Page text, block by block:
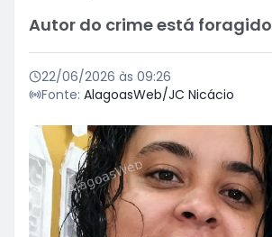
Autor do crime está foragido
22/06/2026 às 09:26
Fonte: AlagoasWeb/JC Nicácio